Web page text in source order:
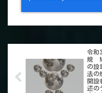
令
規
の設
法の
開設
述の